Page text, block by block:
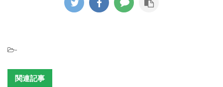
-
関連記事